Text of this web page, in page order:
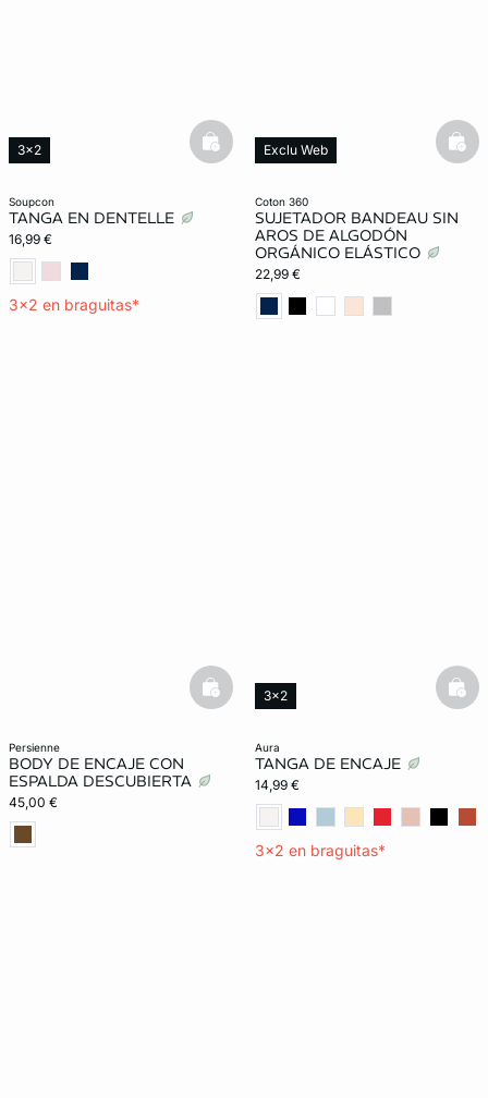
soupcon
TANGA EN DENTELLE
16,99 €
3x2 en braguitas*
3x2
basketfull
coton 360
SUJETADOR BANDEAU SIN
AROS DE ALGODÓN
ORGÁNICO ELÁSTICO
22,99 €
Exclu Web
persienne
BODY DE ENCAJE CON
ESPALDA DESCUBIERTA
45,00 €
basketfull
aura
TANGA DE ENCAJE
14,99 €
3x2 en braguitas*
3x2